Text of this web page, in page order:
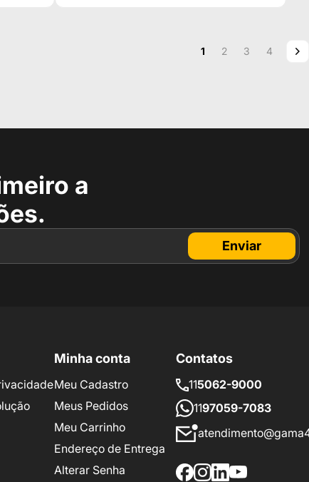
Página
Você esta lendo a
1 Página
2 Página
3 Página
4
a
Enviar
Minha conta
Meu Cadastro
Meus Pedidos
Meu Carrinho
Endereço de Entrega
Alterar Senha
Contatos
115062-9000
1197059-7083